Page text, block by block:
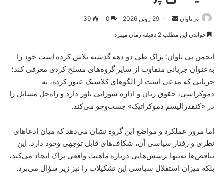
بی‌تاوان
ر
29 ژوئن 2026 0
39
خواندن این مطلب 2 دقیقه زمان میبرد
انجمن بی تاوان: پژاک طی دو دهه گذشته تلاش کرده است خود را
به‌عنوان جریانی متفاوت از سایر گروه‌های مسلح کردی معرفی کند؛
جریانی که مدعی است از الگوهای کلاسیک عبور کرده، به
دموکراسی، حقوق زنان و اداره شورایی باور دارد و راه‌حل مسائل را
در «کنفدرالیسم دموکراتیک» جست‌وجو می‌کند.
اما مرور عملکرد و مواضع این گروه نشان می‌دهد که میان ادعاهای
نظری و رفتار سیاسی آن، شکاف‌های قابل توجهی وجود دارد. این
تناقض‌ها نه‌تنها پرسش‌هایی درباره ماهیت واقعی پژاک ایجاد می‌کند،
بلکه میزان استقلال سیاسی این تشکیلات را نیز زیر سؤال می‌برد.